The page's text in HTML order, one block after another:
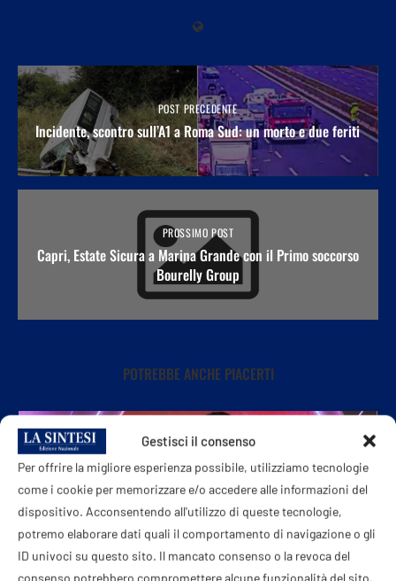
Gestisci il consenso
Per offrire la migliore esperienza possibile, utilizziamo tecnologie
come i cookie per memorizzare e/o accedere alle informazioni del
dispositivo. Acconsentendo all'utilizzo di queste tecnologie,
potremo elaborare dati quali il comportamento di navigazione o gli
ID univoci su questo sito. Il mancato consenso o la revoca del
consenso potrebbero compromettere alcune funzionalità del sito.
POST PRECEDENTE
Incidente, scontro sull’A1 a Roma Sud: un morto e due feriti
PROSSIMO POST
Capri, Estate Sicura a Marina Grande con il Primo soccorso
Bourelly Group
POTREBBE ANCHE PIACERTI